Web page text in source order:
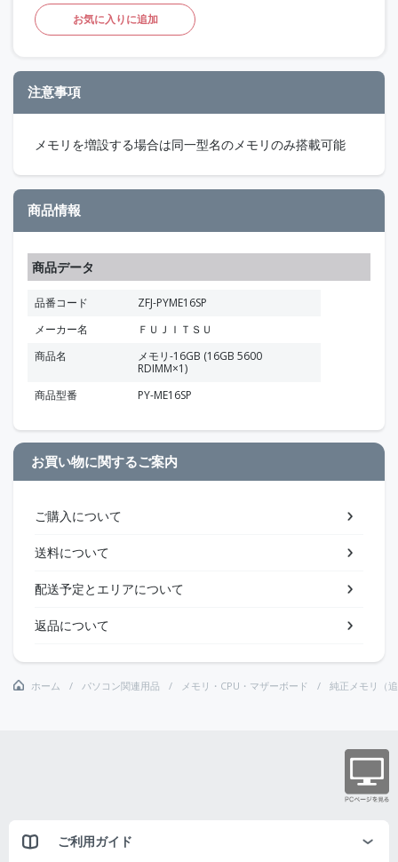
お気に入りに追加
注意事項
メモリを増設する場合は同一型名のメモリのみ搭載可能
商品情報
商品データ
品番コード
ZFJ-PYME16SP
メーカー名
ＦＵＪＩＴＳＵ
商品名
メモリ-16GB (16GB 5600
RDIMM×1)
商品型番
PY-ME16SP
お買い物に関するご案内
ご購入について
送料について
配送予定とエリアについて
返品について
ホーム パソコン関連用品 メモリ・CPU・マザーボード 純正メモリ（
ご利用ガイド